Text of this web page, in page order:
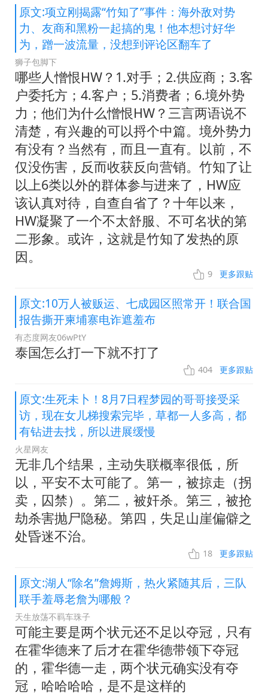
原文:项立刚揭露“竹知了”事件：海外敌对势
力、友商和黑粉一起搞的鬼！他本想讨好华
为，蹭一波流量，没想到评论区翻车了
狮子包脚下
哪些人憎恨HW？1.对手；2.供应商；3.客
户委托方；4.客户；5.消费者；6.境外势
力；他们为什么憎恨HW？三言两语说不
清楚，有兴趣的可以捋个中篇。境外势力
有没有？当然有，而且一直有。以前，不
仅没伤害，反而收获反向营销。竹知了让
以上6类以外的群体参与进来了，HW应
该认真对待，自查自省了？十年以来，
HW凝聚了一个不太舒服、不可名状的第
二形象。或许，这就是竹知了发热的原
因。
9 更多跟贴
原文:10万人被贩运、七成园区照常开！联合国
报告撕开柬埔寨电诈遮羞布
有态度网友06wPtY
泰国怎么打一下就不打了
404 更多跟贴
原文:生死未卜！8月7日程梦园的哥哥接受采
访，现在女儿梯搜索完毕，草都一人多高，都
有钻进去找，所以进展缓慢
火星网友
无非几个结果，主动失联概率很低，所
以，平安不太可能了。第一，被掠走（拐
卖，囚禁）。第二，被奸杀。第三，被抢
劫杀害抛尸隐秘。第四，失足山崖偏僻之
处昏迷不治。
18 更多跟贴
原文:湖人“除名”詹姆斯，热火紧随其后，三队
联手羞辱老詹为哪般？
天生放荡不羁车珠子
可能主要是两个状元还不足以夺冠，只有
在霍华德来了后才在霍华德带领下夺冠
的，霍华德一走，两个状元确实没有夺
冠，哈哈哈哈，是不是这样的